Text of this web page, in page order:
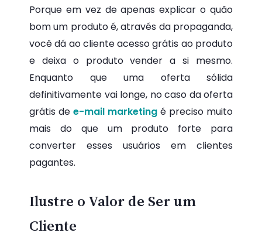
Porque em vez de apenas explicar o quão
bom um produto é, através da propaganda,
você dá ao cliente acesso grátis ao produto
e deixa o produto vender a si mesmo.
Enquanto que uma oferta sólida
definitivamente vai longe, no caso da oferta
grátis de e-mail marketing é preciso muito
mais do que um produto forte para
converter esses usuários em clientes
pagantes.
Ilustre o Valor de Ser um
Cliente